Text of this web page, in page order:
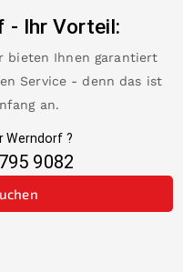
- Ihr Vorteil:
bieten Ihnen garantiert
Service - denn das ist
an.
Werndorf ?
9082